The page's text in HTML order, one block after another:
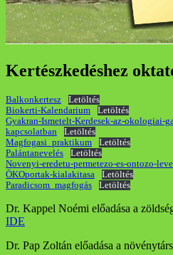
Kertészkedéshez
Balkonkertesz
Letöltés
Biokerti-Kalendarium
Letöltés
Gyakran-Ismetelt-Kerdesek-az-okologiai-
kapcsolatban
Letöltés
Magfogasi_praktikum
Letöltés
Palántanevelés
Letöltés
Novenyi-eredetu-permetezo-es-ontozo-
ÖKOportak-kialakitasa
Letöltés
Paradicsom_magfogás
Letöltés
Dr. Kappel Noémi előadása a
IDE
Dr. Pap Zoltán előadása a